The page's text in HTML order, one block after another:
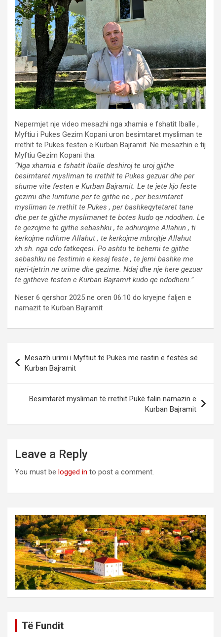
Nepermjet nje video mesazhi nga xhamia e fshatit Iballe ,
Myftiu i Pukes Gezim Kopani uron besimtaret mysliman te
rrethit te Pukes festen e Kurban Bajramit. Ne mesazhin e tij
Myftiu Gezim Kopani tha:
“Nga xhamia e fshatit Iballe deshiroj te uroj gjithe
besimtaret mysliman te rrethit te Pukes gezuar dhe per
shume vite festen e Kurban Bajramit. Le te jete kjo feste
gezimi dhe lumturie per te gjithe ne , per besimtaret
mysliman te rrethit te Pukes , per bashkeqytetaret tane
dhe per te gjithe myslimanet te botes kudo qe ndodhen. Le
te gezojme te gjithe sebashku , te adhurojme Allahun , ti
kerkojme ndihme Allahut , te kerkojme mbrojtje Allahut
xh.sh. nga cdo fatkeqesi. Po ashtu te behemi te gjithe
sebashku ne festimin e kesaj feste , te jemi bashke me
njeri-tjetrin ne urime dhe gezime. Ndaj dhe nje here gezuar
te gjitheve festen e Kurban Bajramit kudo qe ndodheni.”
Neser 6 qershor 2025 ne oren 06:10 do kryejne faljen e
namazit te Kurban Bajramit
navigation
Mesazh urimi i Myftiut të Pukës me rastin e festës së
Kurban Bajramit
Besimtarët mysliman të rrethit Pukë falin namazin e
Kurban Bajramit
Leave a Reply
You must be logged in to post a comment.
Të Fundit